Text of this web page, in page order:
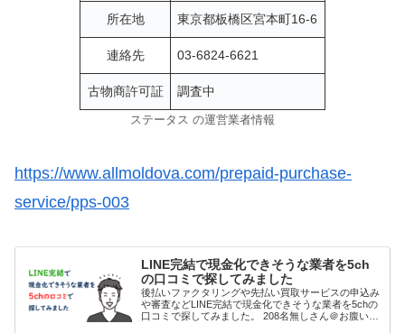
所在地 東京都板橋区宮本町16-6
連絡先 03-6824-6621
古物商許可証 調査中
ステータス の運営業者情報
https://www.allmoldova.com/prepaid-purchase-
service/pps-003
LINE完結で現金化できそうな業者を5ch
の口コミで探してみました
後払いファクタリングや先払い買取サービスの申込み
や審査などLINE完結で現金化できそうな業者を5chの
口コミで探してみました。 208名無しさん＠お腹いっ